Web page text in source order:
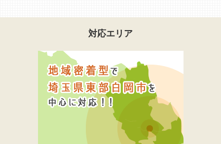
対応エリア